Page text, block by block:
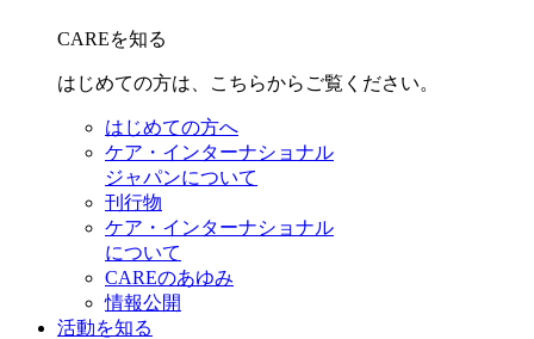
CAREを知る
はじめての方は、こちらからご覧ください。
はじめての方へ
ケア・インターナショナル
ジャパンについて
刊行物
ケア・インターナショナル
について
CAREのあゆみ
情報公開
活動を知る